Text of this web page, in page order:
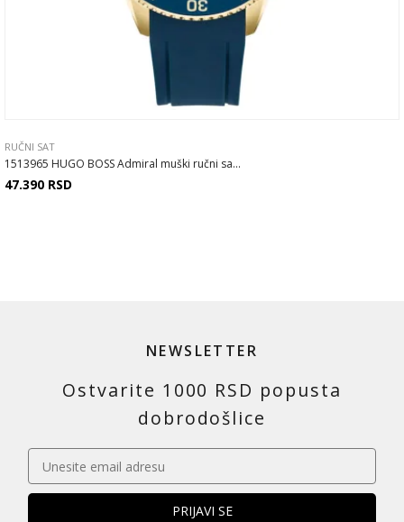
RUČNI SAT
1513965 HUGO BOSS Admiral muški ručni sa...
47.390 RSD
NEWSLETTER
Ostvarite 1000 RSD popusta
dobrodošlice